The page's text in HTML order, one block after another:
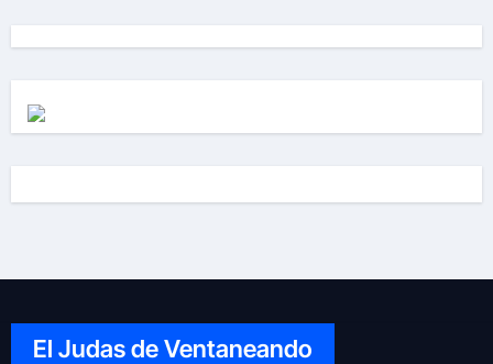
El Judas de Ventaneando